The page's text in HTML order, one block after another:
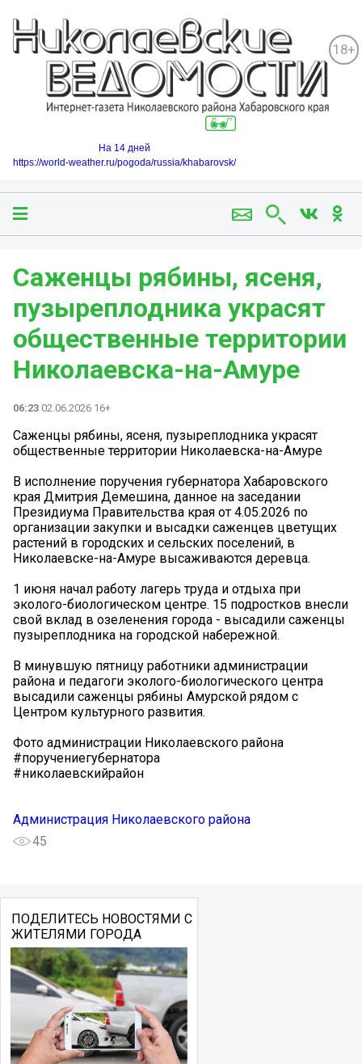
18+
На 14 дней
https://world-weather.ru/pogoda/russia/khabarovsk/
Саженцы рябины, ясеня,
пузыреплодника украсят
общественные территории
Николаевска-на-Амуре
06:23 02.06.2026 16+
Саженцы рябины, ясеня, пузыреплодника украсят
общественные территории Николаевска-на-Амуре
В исполнение поручения губернатора Хабаровского
края Дмитрия Демешина, данное на заседании
Президиума Правительства края от 4.05.2026 по
организации закупки и высадки саженцев цветущих
растений в городских и сельских поселений, в
Николаевске-на-Амуре высаживаются деревца.
1 июня начал работу лагерь труда и отдыха при
эколого-биологическом центре. 15 подростков внесли
свой вклад в озеленения города - высадили саженцы
пузыреплодника на городской набережной.
В минувшую пятницу работники администрации
района и педагоги эколого-биологического центра
высадили саженцы рябины Амурской рядом с
Центром культурного развития.
Фото администрации Николаевского района
#поручениегубернатора
#николаевскийрайон
Администрация Николаевского района
45
ПОДЕЛИТЕСЬ НОВОСТЯМИ С
ЖИТЕЛЯМИ ГОРОДА